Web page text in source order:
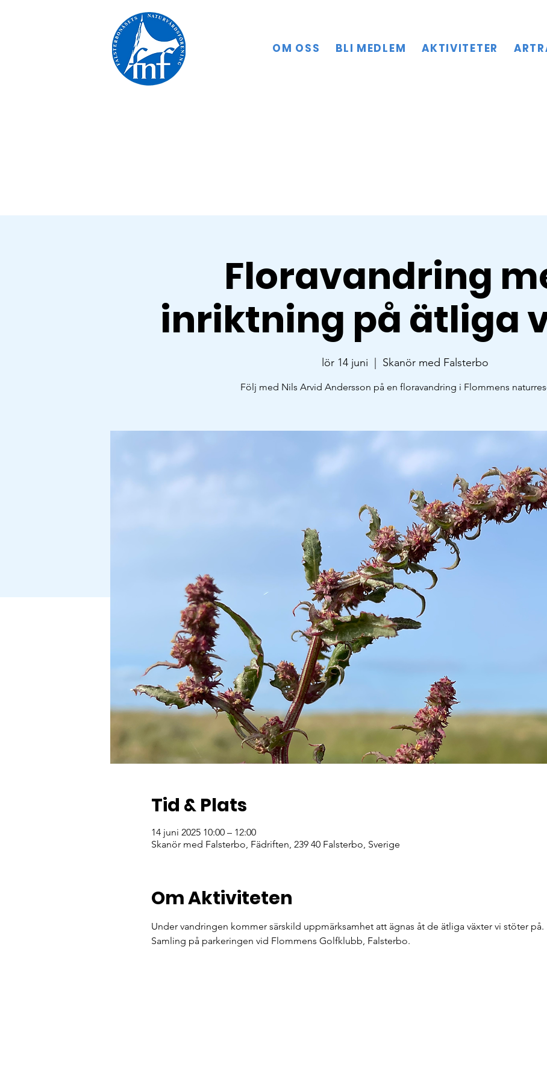
OM OSS BLI MEDLEM AKTIVITETER
Floravandring
inriktning på ätliga
lör 14 juni Skanör med Falsterbo
Följ med Nils Arvid Andersson på en floravandring i Flommens
Tid & Plats
14 juni 2025 10:00 – 12:00
Skanör med Falsterbo, Fädriften, 239 40 Falsterbo, Sverige
Om Aktiviteten
Under vandringen kommer särskild uppmärksamhet att ägnas åt de ätliga växter vi stöter på.
Samling på parkeringen vid Flommens Golfklubb, Falsterbo.